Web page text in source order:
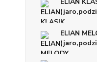
ELIAN
ELIAN